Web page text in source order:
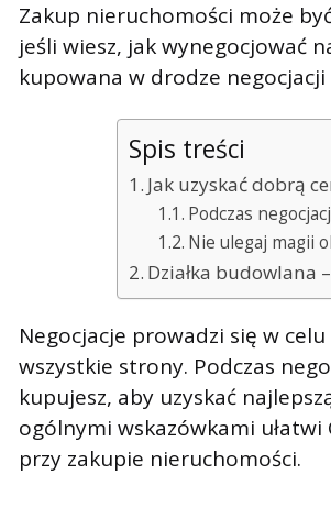
Zakup nieruchomości może
jeśli wiesz, jak wynegocjować
kupowana w drodze
Spis treści
Jak uzyskać dobrą
Podczas
Nie ulegaj magii
Działka budowlana
Negocjacje prowadzi się w
wszystkie strony. Podczas
kupujesz, aby uzyskać
ogólnymi wskazówkami
przy zakupie nieruchomości.